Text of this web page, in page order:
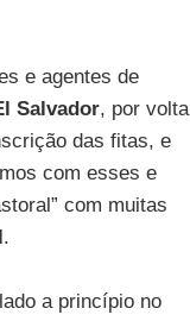
e agentes de
Salvador, por volta
das fitas, e
com esses e
com muitas
.
a princípio no